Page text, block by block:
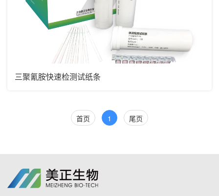
三聚氰胺快速检测试纸条
首页 1 尾页